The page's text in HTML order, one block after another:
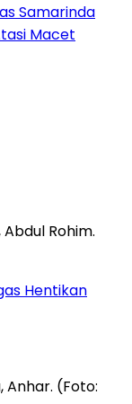
Samarinda
Macet
Hentikan